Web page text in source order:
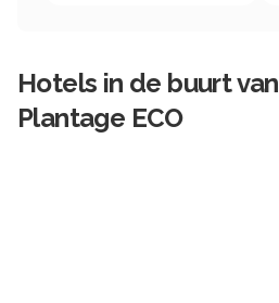
Hotels in de buurt van
Plantage ECO